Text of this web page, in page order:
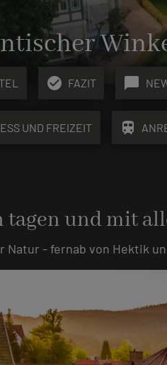
check_circle FAZIT chat_bubble
UND FREIZEIT train
tagen und mit
Natur - fernab von Hektik